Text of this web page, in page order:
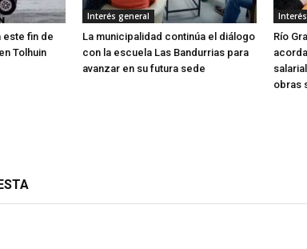
este fin de
Tolhuin
Interés general
La municipalidad continúa el diálogo
con la escuela Las Bandurrias para
avanzar en su futura sede
Río
obras